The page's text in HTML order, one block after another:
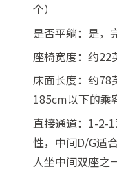
个）
是否平躺：是，
座椅宽度：约22
床面长度：约78
185cm以下的乘
直接通道：1-2-
性，中间D/G适
人坐中间双座之